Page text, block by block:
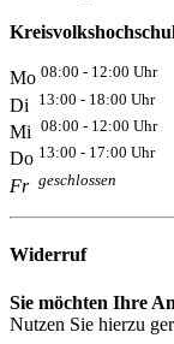
Mo 08:00 - 12:00 Uhr
Di 13:00 - 18:00 Uhr
Mi 08:00 - 12:00 Uhr
Do 13:00 - 17:00 Uhr
Fr geschlossen
Widerruf
Sie möchten Ihre
Nutzen Sie hierzu